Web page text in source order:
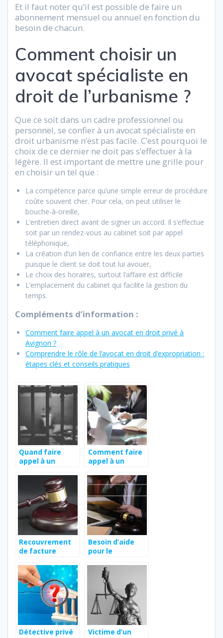
Et il faut noter qu’il est possible de faire un
abonnement mensuel ou annuel en fonction du
besoin de chacun.
Comment choisir un
avocat spécialiste en
droit de l’urbanisme ?
Que ce soit dans un cadre professionnel ou
personnel, se confier à un avocat spécialiste en
droit urbanisme n’est pas facile. C’est pourquoi le
choix de ce dernier ne doit pas s’effectuer à la
légère. Il est important de mettre une grille pour
en choisir un tel que :
La compétence parce qu’une simple erreur de procédure
coûte souvent cher. Pour cela, on peut utiliser le
bouche-à-oreille,
L’entretien direct avant de signer un accord. Il s’effectue
soit par un rendez-vous au cabinet soit par appel
téléphonique,
La création d’un lien de confiance entre les deux parties
puisque le client se doit tout lui avouer,
Le choix des horaires, surtout l’affaire est difficile
L’emplacement du cabinet qui facilite la gestion du
temps.
Compléments d’information :
Comment faire appel à un avocat en droit privé à
Avignon ?
Comprendre le rôle de l’avocat en droit d’expropriation :
étapes clés et conseils pratiques
Quand faire
appel à un
garde à vue ?
Comment faire
appel à un
privé à Avignon ?
Recouvrement
de facture
comment
procéder à un
3ème rappel ?
Besoin d’aide
pour le
d’un avocat ?
Détective privé
Victime d’un